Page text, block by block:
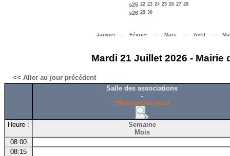
s25 22 23 24 25 26 27 28
s26 29 30
Janvier- Février- Mars - Avril -
Mardi 21 Juillet 2026 -
<< Aller au jour précédent
Salle des associations
-
(30 personnes max.)
Heure :
Semaine
Mois
08:00
08:15